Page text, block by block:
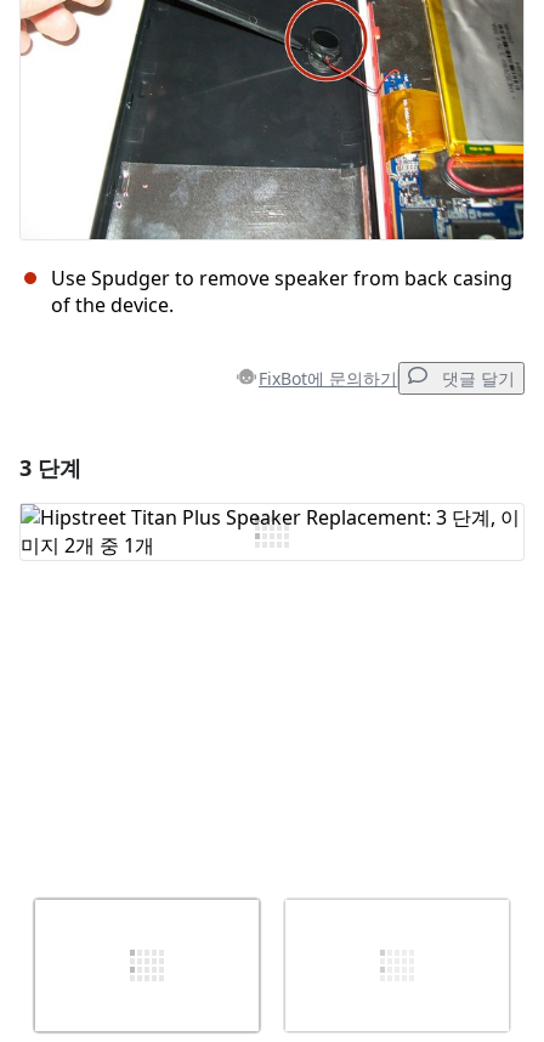
Use Spudger to remove speaker from back casing
of the device.
FixBot에 문의하기 댓글 달기
댓글 쓰기
3 단계